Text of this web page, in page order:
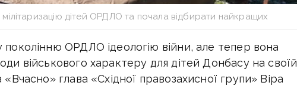
мілітаризацію дітей ОРДЛО та почала відбирати найкращих
ОРДЛО ідеологію війни, але тепер вона
військового характеру для дітей Донбасу на своїй
«Вчасно» глава «Східної правозахисної групи» Віра